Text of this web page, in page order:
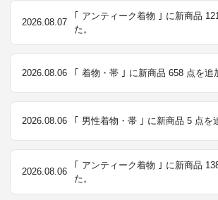
2026.08.07
｢ アンティーク着物 ｣ に新商品
た。
2026.08.06 ｢ 着物・帯 ｣ に新商品 658 点を追
2026.08.06 ｢ 男性着物・帯 ｣ に新商品 5 点を
2026.08.06
｢ アンティーク着物 ｣ に新商品
た。